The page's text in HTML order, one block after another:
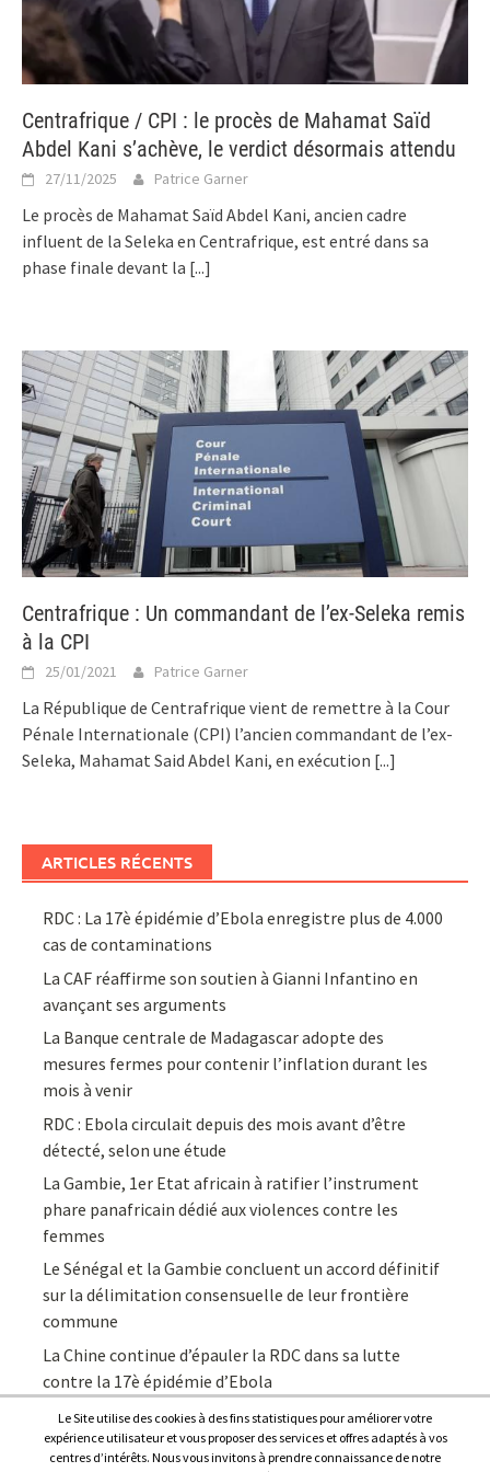
Centrafrique / CPI : le procès de Mahamat Saïd
Abdel Kani s’achève, le verdict désormais attendu
27/11/2025 Patrice Garner
Le procès de Mahamat Saïd Abdel Kani, ancien cadre
influent de la Seleka en Centrafrique, est entré dans sa
phase finale devant la [...]
Centrafrique : Un commandant de l’ex-Seleka remis
à la CPI
25/01/2021 Patrice Garner
La République de Centrafrique vient de remettre à la Cour
Pénale Internationale (CPI) l’ancien commandant de l’ex-
Seleka, Mahamat Said Abdel Kani, en exécution [...]
ARTICLES RÉCENTS
RDC : La 17è épidémie d’Ebola enregistre plus de 4.000
cas de contaminations
La CAF réaffirme son soutien à Gianni Infantino en
avançant ses arguments
La Banque centrale de Madagascar adopte des
mesures fermes pour contenir l’inflation durant les
mois à venir
RDC : Ebola circulait depuis des mois avant d’être
détecté, selon une étude
La Gambie, 1er Etat africain à ratifier l’instrument
phare panafricain dédié aux violences contre les
femmes
Le Sénégal et la Gambie concluent un accord définitif
sur la délimitation consensuelle de leur frontière
commune
La Chine continue d’épauler la RDC dans sa lutte
contre la 17è épidémie d’Ebola
Le Site utilise des cookies à des fins statistiques pour améliorer votre
expérience utilisateur et vous proposer des services et offres adaptés à vos
centres d’intérêts. Nous vous invitons à prendre connaissance de notre